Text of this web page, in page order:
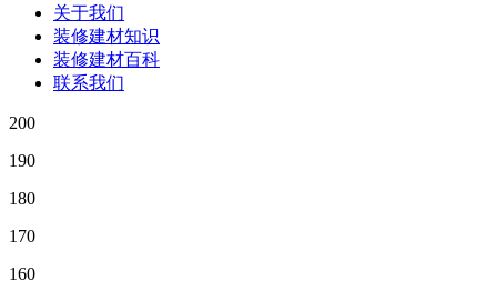
关于我们
装修建材知识
装修建材百科
联系我们
200
190
180
170
160